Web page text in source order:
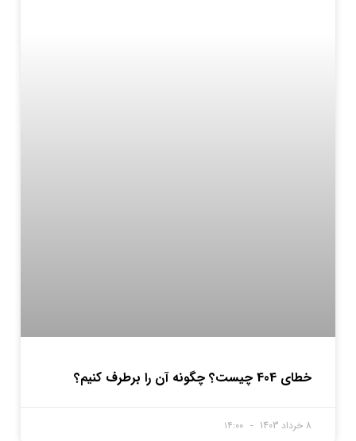
خطای 404 چیست؟ چگونه آن را برطرف کنیم؟
8 خرداد 1403